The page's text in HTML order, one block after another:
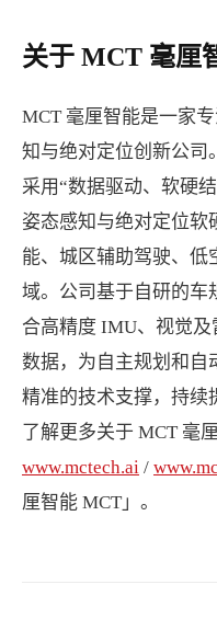
关于 MCT 毫厘
MCT 毫厘智能是一家
知与绝对定位创新公司
采用“数据驱动、软硬
姿态感知与绝对定位软
能、城区辅助驾驶、低
域。公司基于自研的车
合高精度 IMU、视觉
数据，为自主规划和自
精准的技术支撑，持续
了解更多关于 MCT 毫
www.mctech.ai /
厘智能 MCT」。